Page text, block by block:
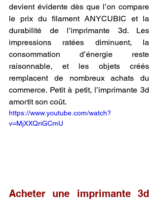
devient évidente dès que l’on compare
le prix du filament ANYCUBIC et la
durabilité de l’imprimante 3d. Les
impressions ratées diminuent, la
consommation d’énergie reste
raisonnable, et les objets créés
remplacent de nombreux achats du
commerce. Petit à petit, l’imprimante 3d
amortit son coût.
https://www.youtube.com/watch?
v=MjXXQriGCmU
Acheter une imprimante 3d